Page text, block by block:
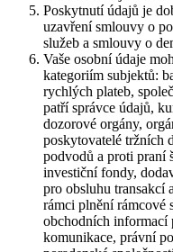
Poskytnutí údajů je
uzavření smlouvy o
služeb a smlouvy o
Vaše osobní údaje
kategoriím subjektů:
rychlých plateb,
patří správce údajů,
dozorové orgány,
poskytovatelé tržních
podvodů a proti praní
investiční fondy,
pro obsluhu transakcí
rámci plnění rámcové
obchodních informací
komunikace, právní